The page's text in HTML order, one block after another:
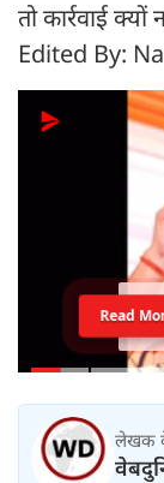
तो कार्रवाई क्‍यों
Edited By:
Read
लेखक